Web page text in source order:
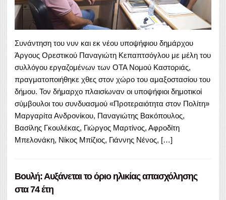
Συνάντηση του νυν και εκ νέου υποψήφιου δημάρχου
Άργους Ορεστικού Παναγιώτη Κεπαπτσόγλου με μέλη του
συλλόγου εργαζομένων των ΟΤΑ Νομού Καστοριάς,
πραγματοποιήθηκε χθες στον χώρο του αμαξοστασίου του
δήμου. Τον δήμαρχο πλαισίωναν οι υποψήφιοι δημοτικοί
σύμβουλοι του συνδυασμού «Προτεραιότητα στον Πολίτη»
Μαργαρίτα Ανδρονίκου, Παναγιώτης Βακόπουλος,
Βασίλης Γκουλέκας, Γιώργος Μαρτίνος, Αφροδίτη
Μπελονάκη, Νίκος Μπίζιος, Γιάννης Νένος, […]
Βουλή: Αυξάνεται το όριο ηλικίας απασχόλησης
στα 74 έτη